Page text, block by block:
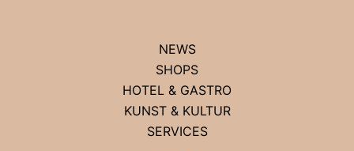
NEWS
SHOPS
HOTEL & GASTRO
KUNST & KULTUR
SERVICES